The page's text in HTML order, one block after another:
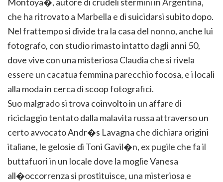
che ha ritrovato a Marbella e di suicidarsi subito dopo.
Nel frattempo si divide tra la casa del nonno, anche lui
fotografo, con studio rimasto intatto dagli anni 50,
dove vive con una misteriosa Claudia che si rivela
essere un cacatua femmina parecchio focosa, e i locali
alla moda in cerca di scoop fotografici.
Suo malgrado si trova coinvolto in un affare di
riciclaggio tentato dalla malavita russa attraverso un
certo avvocato Andr�s Lavagna che dichiara origini
italiane, le gelosie di Toni Gavil�n, ex pugile che fa il
buttafuori in un locale dove la moglie Vanesa
all�occorrenza si prostituisce, una misteriosa e